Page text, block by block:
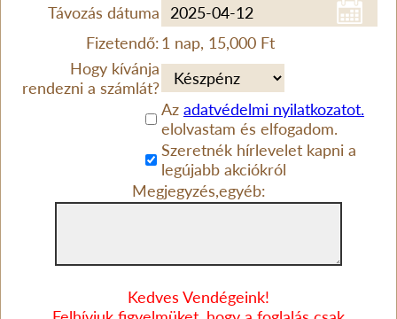
Távozás dátuma
Fizetendő:1 nap, 15,000 Ft
Hogy kívánja
rendezni a számlát?
Az adatvédelmi nyilatkozatot.
elolvastam és elfogadom.
Szeretnék hírlevelet kapni a
legújabb akciókról
Megjegyzés,egyéb:
Kedves Vendégeink!